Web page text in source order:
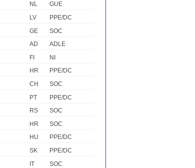
NL
GUE
LV
PPE/DC
GE
SOC
AD
ADLE
FI
NI
HR
PPE/DC
CH
SOC
PT
PPE/DC
RS
SOC
HR
SOC
HU
PPE/DC
SK
PPE/DC
IT
SOC